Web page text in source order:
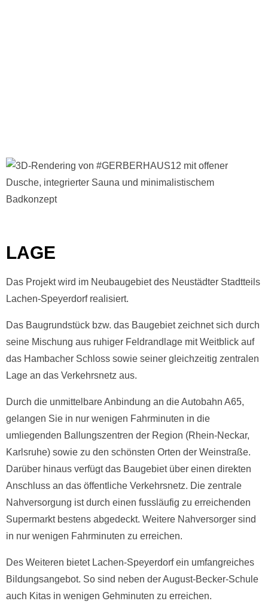
LAGE
Das Projekt wird im Neubaugebiet des Neustädter Stadtteils
Lachen-Speyerdorf realisiert.
Das Baugrundstück bzw. das Baugebiet zeichnet sich durch
seine Mischung aus ruhiger Feldrandlage mit Weitblick auf
das Hambacher Schloss sowie seiner gleichzeitig zentralen
Lage an das Verkehrsnetz aus.
Durch die unmittelbare Anbindung an die Autobahn A65,
gelangen Sie in nur wenigen Fahrminuten in die
umliegenden Ballungszentren der Region (Rhein-Neckar,
Karlsruhe) sowie zu den schönsten Orten der Weinstraße.
Darüber hinaus verfügt das Baugebiet über einen direkten
Anschluss an das öffentliche Verkehrsnetz. Die zentrale
Nahversorgung ist durch einen fussläufig zu erreichenden
Supermarkt bestens abgedeckt. Weitere Nahversorger sind
in nur wenigen Fahrminuten zu erreichen.
Des Weiteren bietet Lachen-Speyerdorf ein umfangreiches
Bildungsangebot. So sind neben der August-Becker-Schule
auch Kitas in wenigen Gehminuten zu erreichen.